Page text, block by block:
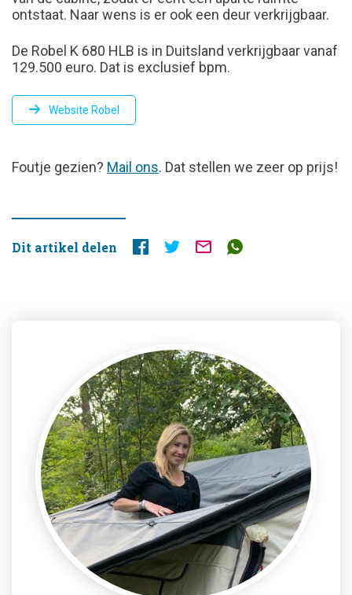
ontstaat. Naar wens is er ook een deur verkrijgbaar.
De Robel K 680 HLB is in Duitsland verkrijgbaar vanaf
129.500 euro. Dat is exclusief bpm.
Website Robel
FOUTJE
Foutje gezien? Mail ons. Dat stellen we zeer op prijs!
Dit artikel delen